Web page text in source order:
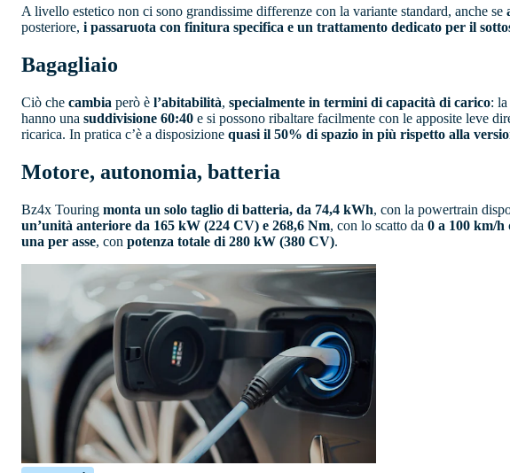
A livello estetico non ci sono grandissime differenze con la variante standard, anche se
posteriore, i passaruota con finitura specifica e un trattamento dedicato per il
Bagagliaio
Ciò che cambia però è l’abitabilità, specialmente in termini di capacità di carico:
hanno una suddivisione 60:40 e si possono ribaltare facilmente con le apposite leve
ricarica. In pratica c’è a disposizione quasi il 50% di spazio in più rispetto alla
Motore, autonomia, batteria
Bz4x Touring monta un solo taglio di batteria, da 74,4 kWh, con la powertrain
un’unità anteriore da 165 kW (224 CV) e 268,6 Nm, con lo scatto da 0 a 100 km/h
una per asse, con potenza totale di 280 kW (380 CV).